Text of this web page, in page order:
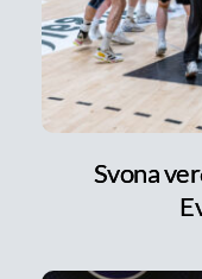
Svona